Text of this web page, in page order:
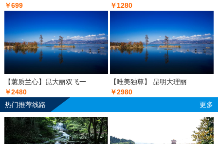
￥699
￥1280
【蕙质兰心】昆大丽双飞一
￥2480
【唯美独尊】 昆明大理丽
￥2980
热门推荐线路
更多